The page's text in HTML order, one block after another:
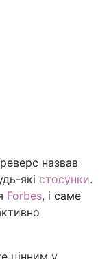
назвав
які стосунки.
Forbes, і саме
цінним у